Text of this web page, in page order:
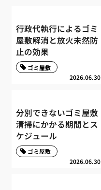
行政代執行によるゴミ
屋敷解消と放火未然防
止の効果
2026.06.30
ゴミ屋敷
分別できないゴミ屋敷
清掃にかかる期間とス
ケジュール
2026.06.30
ゴミ屋敷